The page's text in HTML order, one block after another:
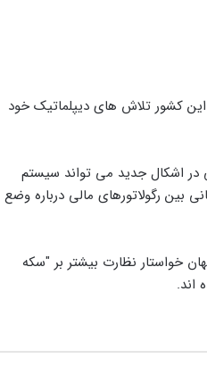
این کشور تلاش های دیپلماتیک خود
اشکال جدید می تواند سیستم
بین رگولاتورهای مالی درباره وضع
7 قدرت صنعتی و گروه 20 اقتصاد بزرگ جهان خواستار نظارت بیشتر بر "سکه
اند.